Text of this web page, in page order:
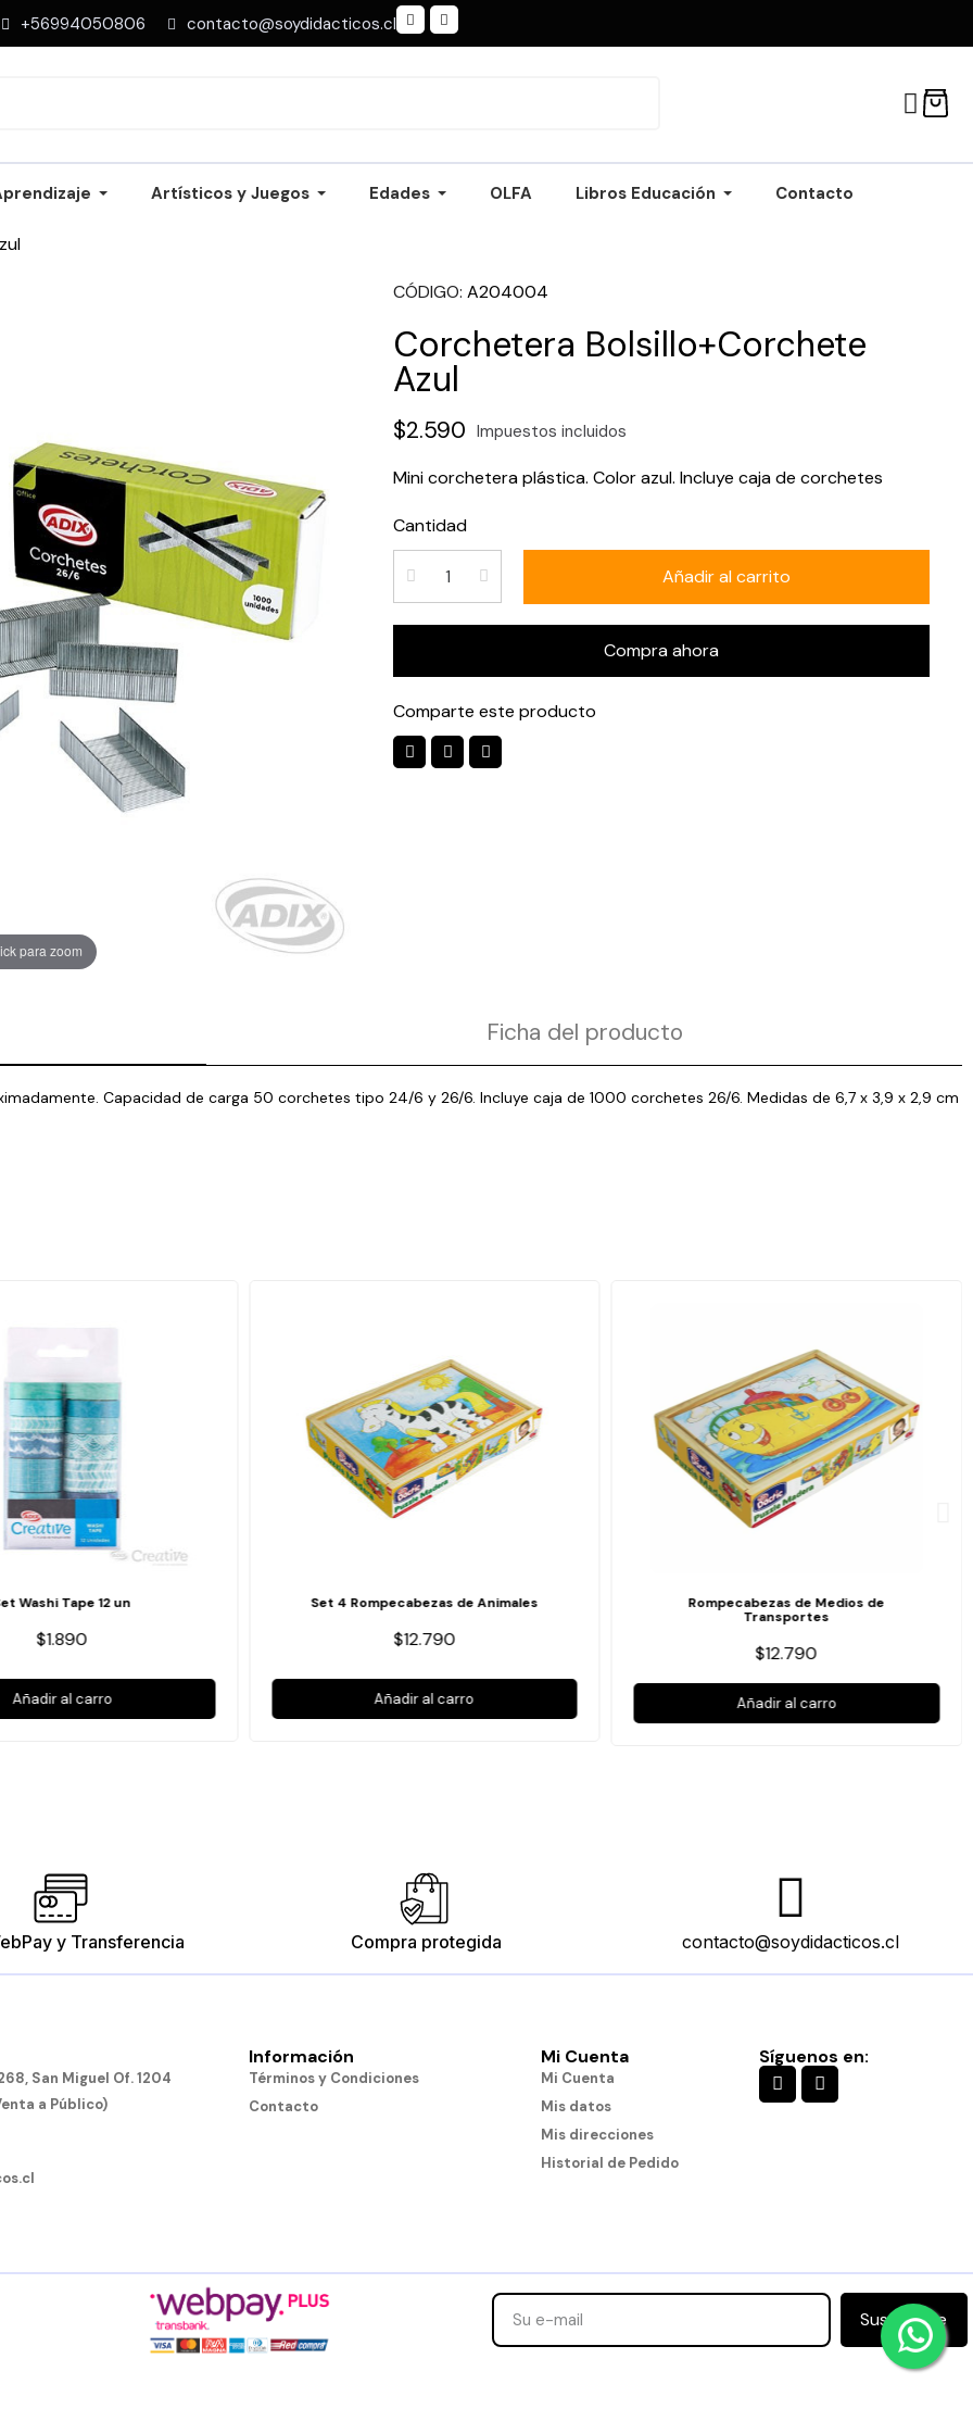
+56994050806 contacto@soydidacticos.cl
Artísticos y Juegos Edades OLFA Libros Educación Contacto
para zoom
CÓDIGO A204004
Corchetera Bolsillo+Corchete
Azul
$2.590 Impuestos incluidos
Mini corchetera plástica. Color azul. Incluye caja de corchetes
Cantidad
Añadir al carrito
Compra ahora
Comparte este producto
Ficha del producto
Capacidad de carga 50 corchetes tipo 24/6 y 26/6. Incluye caja de 1000 corchetes 26/6. Medidas de 6,7 x 3,9 x 2,9 cm
Washi Tape 12 un
$1.890
Añadir al carro
Set 4 Rompecabezas de Animales
$12.790
Añadir al carro
Rompecabezas de Medios de
Transportes
$12.790
Añadir al carro
y Transferencia Compra protegida contacto@soydidacticos.cl
San Miguel Of. 1204
a Público)
Información
Términos y Condiciones
Contacto
Mi Cuenta
Mi Cuenta
Mis datos
Mis direcciones
Historial de Pedido
Síguenos en:
Suscribirse